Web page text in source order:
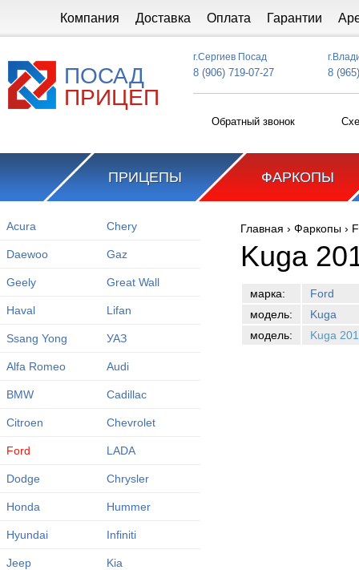
Компания Доставка Оплата Гарантии
ПОСАД
ПРИЦЕП
г.Сергиев Посад
8 (906) 719-07-27 8
Обратный звонок
ПРИЦЕПЫ ФАРКОПЫ
Acura Chery
Daewoo Gaz
Geely Great Wall
Haval Lifan
Ssang Yong УАЗ
Alfa Romeo Audi
BMW Cadillac
Citroen Chevrolet
Ford LADA
Dodge Chrysler
Honda Hummer
Hyundai Infiniti
Jeep Kia
Вы здесь
Главная › Фаркопы ›
Kuga
марка:
Ford
модель:
Kuga
модель:
Kuga